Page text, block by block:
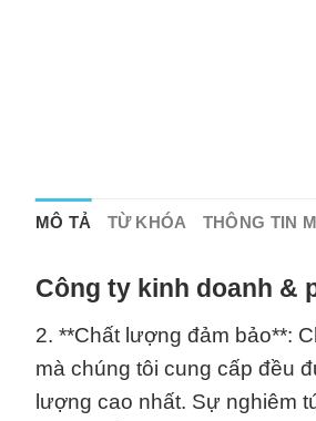
MÔ TẢ TỪ KHÓA THÔNG TIN
Công ty kinh doanh &
2. **Chất lượng đảm bảo**:
mà chúng tôi cung cấp đều
lượng cao nhất. Sự nghiêm